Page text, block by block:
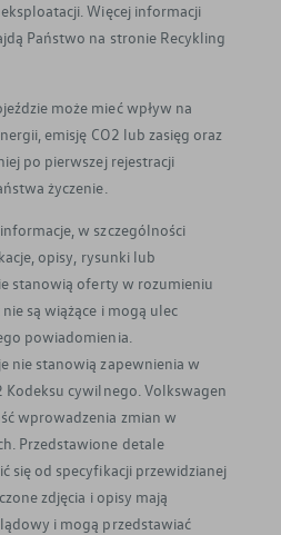
Więcej informacji
Państwo na stronie Recykling
może mieć wpływ na
emisję CO2 lub zasięg oraz
po pierwszej rejestracji
życzenie.
w szczególności
opisy, rysunki lub
stanowią oferty w rozumieniu
są wiążące i mogą ulec
powiadomienia.
nie stanowią zapewnienia w
cywilnego. Volkswagen
wprowadzenia zmian w
Przedstawione detale
się od specyfikacji przewidzianej
zdjęcia i opisy mają
i mogą przedstawiać